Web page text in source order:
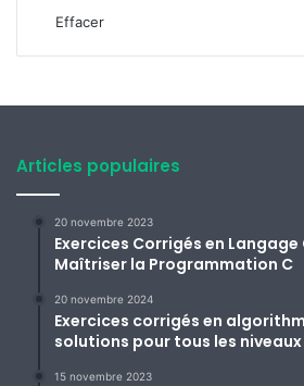
Effacer
Articles populaires
20 novembre 2023
Exercices Corrigés en
Maîtriser la Programmation C
20 novembre 2024
Exercices corrigés en
solutions pour tous les niveaux
15 novembre 2023